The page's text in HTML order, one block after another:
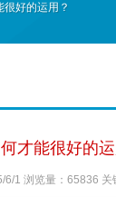
很好的运用？
才能很好的运
1 浏览量：65836 关